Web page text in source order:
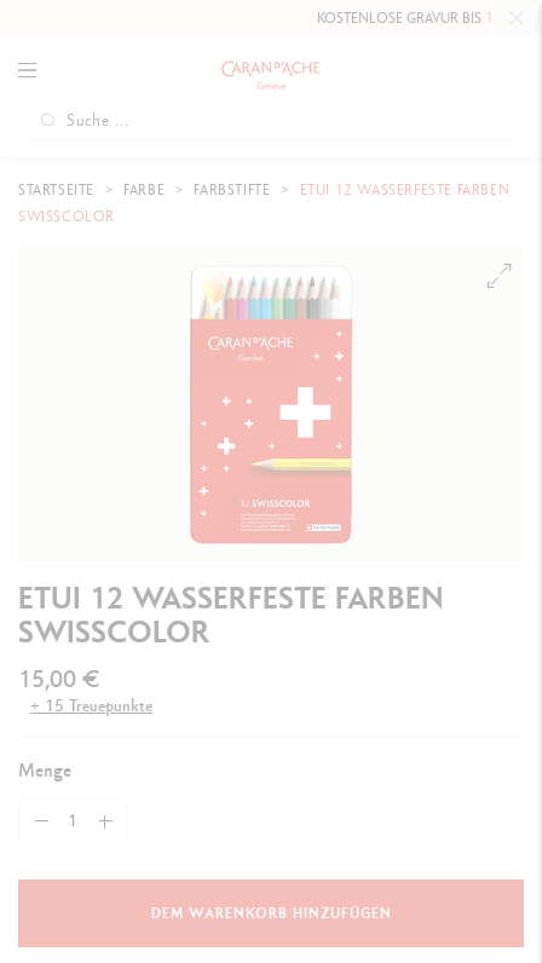
KOSTENLOSE GRAVUR BIS10. MAI
STARTSEITE FARBE FARBSTIFTE
ETUI 12 WASSERFESTE FARBEN
SWISSCOLOR
ETUI 12 WASSERFESTE FARBEN
SWISSCOLOR
15,00 €
+ 15 Treuepunkte
Menge
DEM WARENKORB HINZUFÜGEN